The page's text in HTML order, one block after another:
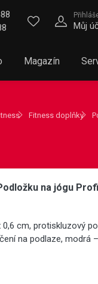
Můj
Magazín
Fitness doplňky
na jógu
0,6 cm, protiskluzový
na podlaze, modrá